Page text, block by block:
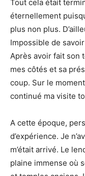
Tout cela était
éternellement
plus non plus.
Impossible de
Après avoir fait son
mes côtés et sa
coup. Sur le
continué ma visite
A cette époque,
d’expérience. Je
m’était arrivé. Le
plaine immense où